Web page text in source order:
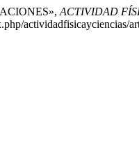
ACTIVIDAD
actividadfisicayciencias/